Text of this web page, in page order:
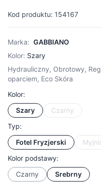
Kod produktu: 154167
Marka: GABBIANO
Kolor: Szary
Hydrauliczny, Obrotowy,
oparciem, Eco Skóra
Kolor:
Szary
Czarny
Typ:
Fotel Fryzjerski
Kolor podstawy:
Czarny
Srebrny